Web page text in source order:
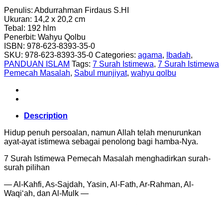
Penulis: Abdurrahman Firdaus S.HI
Ukuran: 14,2 x 20,2 cm
Tebal: 192 hlm
Penerbit: Wahyu Qolbu
ISBN: 978-623-8393-35-0
SKU: 978-623-8393-35-0 Categories: agama, Ibadah,
PANDUAN ISLAM Tags: 7 Surah Istimewa, 7 Surah Istimewa
Pemecah Masalah, Sabul munjiyat, wahyu qolbu
Description
Hidup penuh persoalan, namun Allah telah menurunkan
ayat-ayat istimewa sebagai penolong bagi hamba-Nya.
7 Surah Istimewa Pemecah Masalah menghadirkan surah-
surah pilihan
— Al-Kahfi, As-Sajdah, Yasin, Al-Fath, Ar-Rahman, Al-
Waqi‘ah, dan Al-Mulk —